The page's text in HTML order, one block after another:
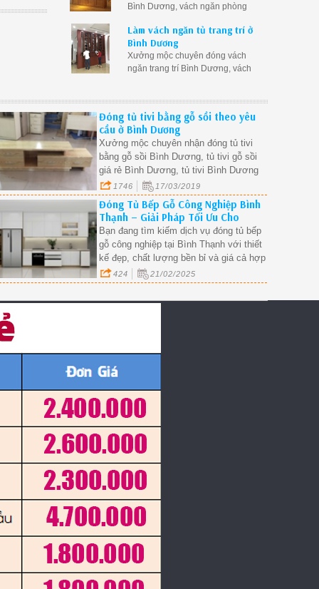
Bình Dương, vách ngăn phòng
bằng gỗ phòng khách tại Bình
Dương
Làm vách ngăn tủ trang trí ở
Bình Dương
Xưởng mộc chuyên đóng vách
ngăn trang trí Bình Dương, vách
Đóng tủ tivi bằng gỗ sồi theo yêu
cầu ở Bình Dương
Xưởng mộc chuyên nhận đóng tủ tivi
bằng gỗ sồi Bình Dương, tủ tivi gỗ sồi
giá rẻ Bình Dương, tủ tivi Bình Dương
đẹp rẻ1746 17/03/2019
Đóng Tủ Bếp Gỗ Công Nghiệp Bình
Thạnh – Giải Pháp Tối Ưu Cho
Không Gian Hiện Đại.
Bạn đang tìm kiếm dịch vụ đóng tủ bếp
gỗ công nghiệp tại Bình Thạnh với thiết
kế đẹp, chất lượng bền bỉ và giá cả hợp
lý? Tủ bếp gỗ công nghiệp MDF, MFC,
HDF đang trở thành xu hướng nhờ tính
thẩm mỹ cao, khả năng chống ẩm,
424 21/02/2025